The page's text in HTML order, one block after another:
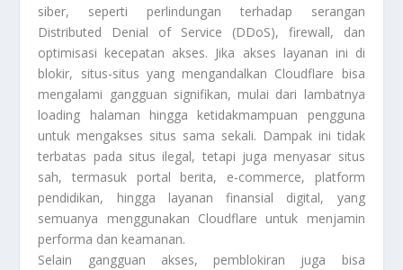
siber, seperti perlindungan terhadap serangan
Distributed Denial of Service (DDoS), firewall, dan
optimisasi kecepatan akses. Jika akses layanan ini di
blokir, situs-situs yang mengandalkan Cloudflare bisa
mengalami gangguan signifikan, mulai dari lambatnya
loading halaman hingga ketidakmampuan pengguna
untuk mengakses situs sama sekali. Dampak ini tidak
terbatas pada situs ilegal, tetapi juga menyasar situs
sah, termasuk portal berita, e-commerce, platform
pendidikan, hingga layanan finansial digital, yang
semuanya menggunakan Cloudflare untuk menjamin
performa dan keamanan.
Selain gangguan akses, pemblokiran juga bisa